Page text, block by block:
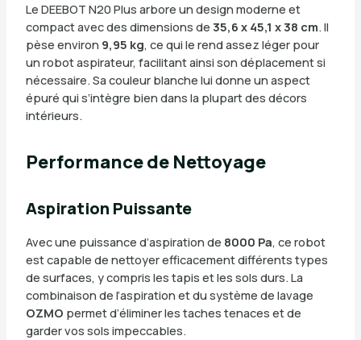
Le DEEBOT N20 Plus arbore un design moderne et
compact avec des dimensions de 35,6 x 45,1 x 38 cm. Il
pèse environ 9,95 kg, ce qui le rend assez léger pour
un robot aspirateur, facilitant ainsi son déplacement si
nécessaire. Sa couleur blanche lui donne un aspect
épuré qui s’intègre bien dans la plupart des décors
intérieurs.
Performance de Nettoyage
Aspiration Puissante
Avec une puissance d’aspiration de 8000 Pa, ce robot
est capable de nettoyer efficacement différents types
de surfaces, y compris les tapis et les sols durs. La
combinaison de l’aspiration et du système de lavage
OZMO permet d’éliminer les taches tenaces et de
garder vos sols impeccables.